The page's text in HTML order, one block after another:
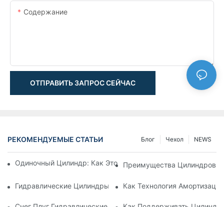
Содержание
ОТПРАВИТЬ ЗАПРОС СЕЙЧАС
РЕКОМЕНДУЕМЫЕ СТАТЬИ NEWS
Чехол
Блог
Одиночный Цилиндр: Как Это Работает & Общие
Преимущества Цилиндров
Гидравлические Цилиндры С Амортизацией:
Как Технология